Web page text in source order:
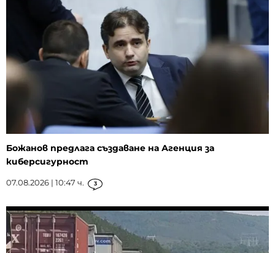
Божанов предлага създаване на Агенция за
киберсигурност
07.08.2026 | 10:47 ч. 3